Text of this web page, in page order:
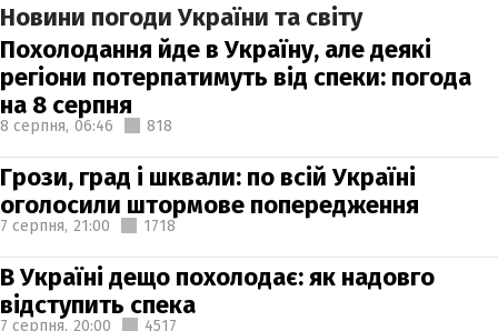
Новини погоди України та світу
Похолодання йде в Україну, але деякі
регіони потерпатимуть від спеки: погода
на 8 серпня
8 серпня, 06:46 818
Грози, град і шквали: по всій Україні
оголосили штормове попередження
7 серпня, 21:00 1718
В Україні дещо похолодає: як надовго
відступить спека
7 серпня, 20:00 4517